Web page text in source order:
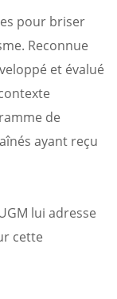
pour briser
Reconnue
et évalué
de
ayant reçu
lui adresse
cette